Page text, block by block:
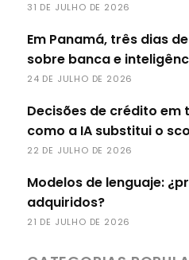
31 DE JULHO DE 2026
Em Panamá, três dias
sobre banca e
24 DE JULHO DE 2026
Decisões de crédito em
como a IA substitui o
22 DE JULHO DE 2026
Modelos de lenguaje:
adquiridos?
21 DE JULHO DE 2026